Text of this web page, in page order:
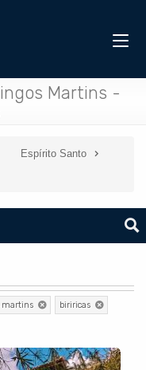
Martins -
Espírito Santo
martins
biriricas